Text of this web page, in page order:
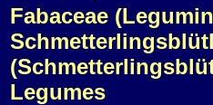
Fabaceae
Legumes